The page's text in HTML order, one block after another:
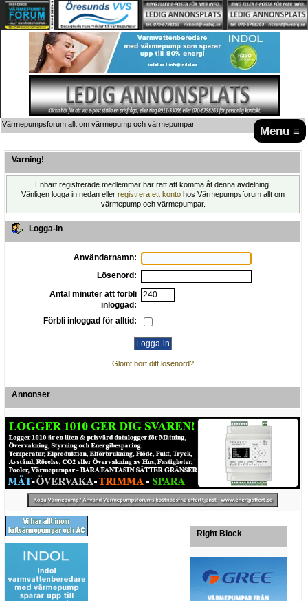
Menu ≡
Värmepumpsforum allt om värmepump och värmepumpar
Varning!
Enbart registrerade medlemmar har rätt att komma åt denna avdelning.
Vänligen logga in nedan eller registrera ett konto hos Värmepumpsforum allt om
värmepump och värmepumpar.
Logga-in
Användarnamn:
Lösenord:
Antal minuter att förbli
inloggad:
Förbli inloggad för alltid:
Glömt bort ditt lösenord?
Annonser
Right Block